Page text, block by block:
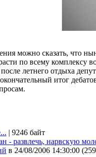
можно сказать, что
по всему комплексу
летнего отдыха
итог
| 9246 байт
- развлечь, нарвскую
в 24/08/2006 14:30:00 (